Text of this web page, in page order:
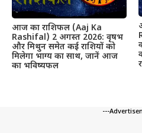
आज का राशिफल (Aaj Ka
Rashifal) 2 अगस्त 2026: वृषभ
और मिथुन समेत कई राशियों को
मिलेगा भाग्य का साथ, जानें आज
का भविष्यफल
---